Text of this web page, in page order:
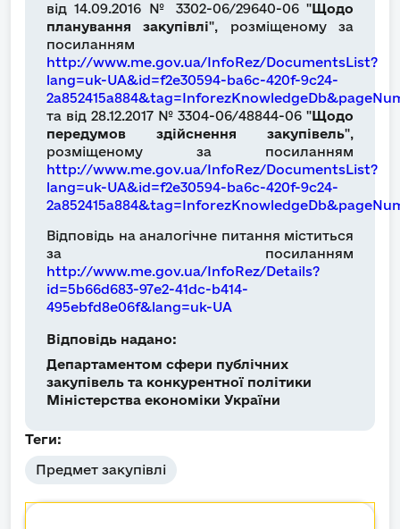
від 14.09.2016 № 3302-06/29640-06 "Щодо
планування закупівлі", розміщеному за
посиланням
http://www.me.gov.ua/InfoRez/DocumentsList?
lang=uk-UA&id=f2e30594-ba6c-420f-9c24-
та від 28.12.2017 № 3304-06/48844-06 "Щодо
передумов здійснення закупівель",
розміщеному за посиланням
http://www.me.gov.ua/InfoRez/DocumentsList?
lang=uk-UA&id=f2e30594-ba6c-420f-9c24-
Відповідь на аналогічне питання міститься
за посиланням
http://www.me.gov.ua/InfoRez/Details?
id=5b66d683-97e2-41dc-b414-
495ebfd8e06f&lang=uk-UA
Відповідь надано:
Департаментом сфери публічних
закупівель та конкурентної політики
Міністерства економіки України
Теги:
Предмет закупівлі